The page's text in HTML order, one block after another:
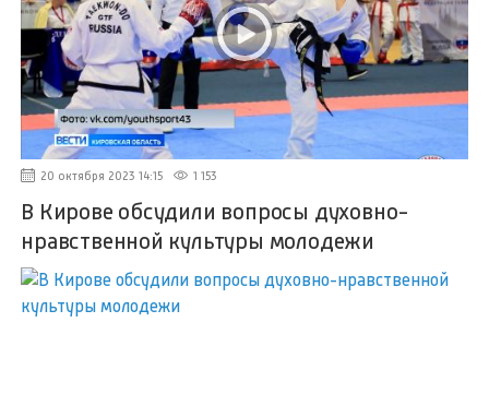
20 октября 2023 14:15 1 153
В Кирове обсудили вопросы духовно-
нравственной культуры молодежи